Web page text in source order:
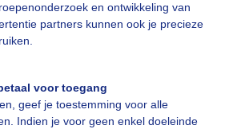
en ontwikkeling van
partners kunnen ook je precieze
voor toegang
geef je toestemming voor alle
Indien je voor geen enkel doeleinde